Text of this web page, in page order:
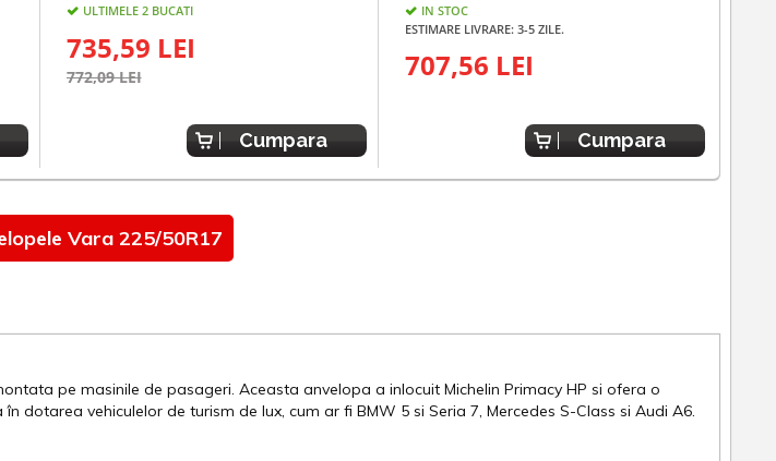
ULTIMELE 2 BUCATI
735,59 LEI
772,09 LEI
Cumpara
IN STOC
ESTIMARE LIVRARE: 3-5 ZILE.
707,56 LEI
Cumpara
Vara 225/50R17
pe masinile de pasageri. Aceasta anvelopa a inlocuit Michelin Primacy HP si ofera o
vehiculelor de turism de lux, cum ar fi BMW 5 si Seria 7, Mercedes S-Class si Audi A6.